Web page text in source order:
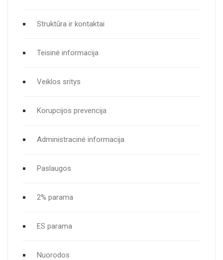
Struktūra ir kontaktai
Teisinė informacija
Veiklos sritys
Korupcijos prevencija
Administracinė informacija
Paslaugos
2% parama
ES parama
Nuorodos